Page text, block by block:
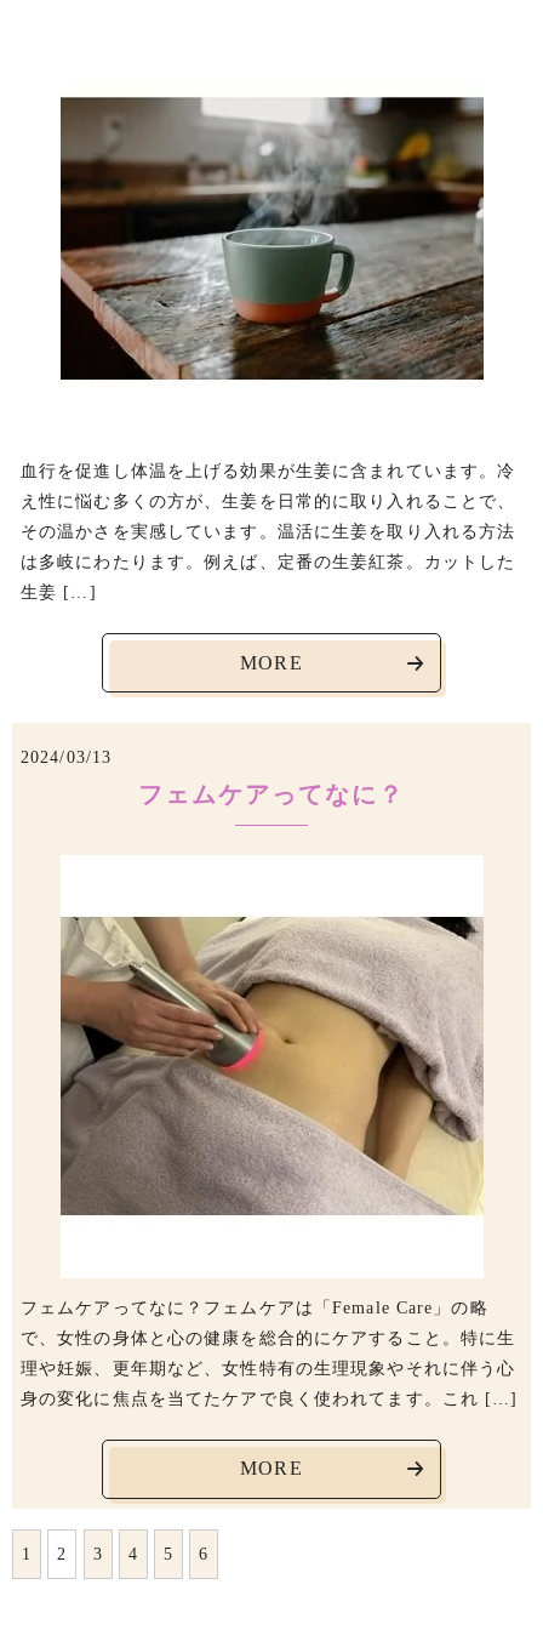
血行を促進し体温を上げる効果が生姜に含まれています。冷
え性に悩む多くの方が、生姜を日常的に取り入れることで、
その温かさを実感しています。温活に生姜を取り入れる方法
は多岐にわたります。例えば、定番の生姜紅茶。カットした
生姜 […]
MORE
2024/03/13
フェムケアってなに？
フェムケアってなに？フェムケアは「Female Care」の略
で、女性の身体と心の健康を総合的にケアすること。特に生
理や妊娠、更年期など、女性特有の生理現象やそれに伴う心
身の変化に焦点を当てたケアで良く使われてます。これ […]
MORE
1 2 3 4 5 6